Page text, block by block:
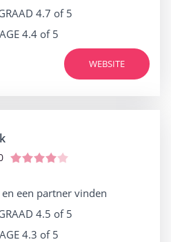
4.7 of 5
4.4 of 5
WEBSITE
een partner vinden
4.5 of 5
4.3 of 5